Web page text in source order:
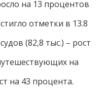
на 13 процентов
отметки в 13.8
(82,8 тыс.) – рост
на
на 43 процента.